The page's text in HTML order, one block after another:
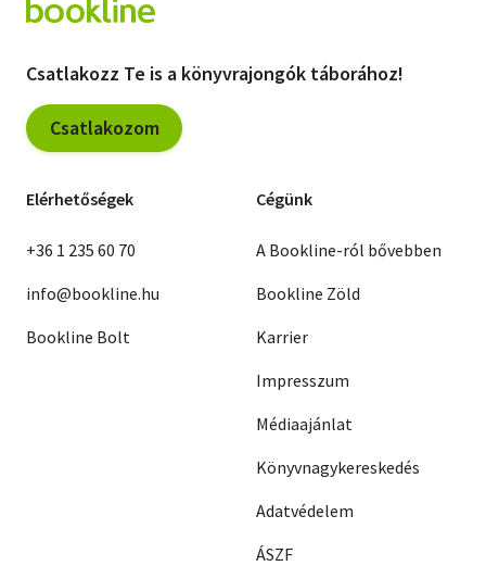
Csatlakozz Te is a könyvrajongók táborához!
Csatlakozom
Elérhetőségek
+36 1 235 60 70
info@bookline.hu
Bookline Bolt
Cégünk
A Bookline-ról bővebben
Bookline Zöld
Karrier
Impresszum
Médiaajánlat
Könyvnagykereskedés
Adatvédelem
ÁSZF